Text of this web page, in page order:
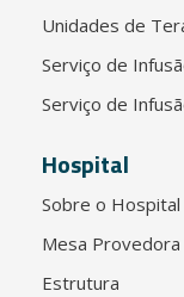
Unidades de
Serviço de
Serviço de
Hospital
Sobre o Hospital
Mesa Provedora
Estrutura